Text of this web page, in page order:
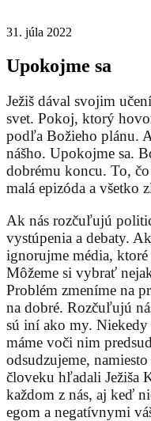
31. júla 2022
Upokojme sa
Ježiš dával svojim
svet. Pokoj, ktorý
podľa Božieho plánu.
nášho. Upokojme sa.
dobrému koncu. To,
malá epizóda a všetko
Ak nás rozčuľujú
vystúpenia a debaty.
ignorujme média,
Môžeme si vybrať
Problém zmeníme na
na dobré. Rozčuľujú
sú iní ako my. Niekedy
máme voči nim
odsudzujeme,
človeku hľadali Ježiša
každom z nás, aj keď
egom a negatívnymi